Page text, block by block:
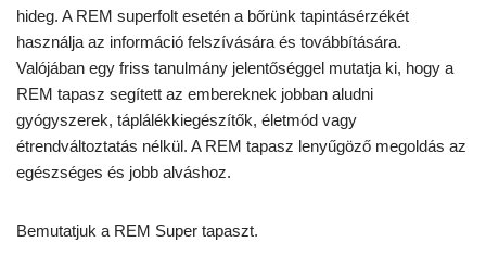
hideg. A REM superfolt esetén a bőrünk tapintásérzékét
használja az információ felszívására és továbbítására.
Valójában egy friss tanulmány jelentőséggel mutatja ki, hogy a
REM tapasz segített az embereknek jobban aludni
gyógyszerek, táplálékkiegészítők, életmód vagy
étrendváltoztatás nélkül. A REM tapasz lenyűgöző megoldás az
egészséges és jobb alváshoz.
Bemutatjuk a REM Super tapaszt.